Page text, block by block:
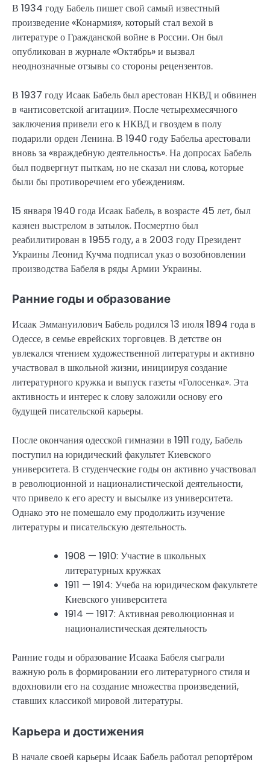
В 1934 году Бабель пишет свой самый известный
произведение «Конармия», который стал вехой в
литературе о Гражданской войне в России. Он был
опубликован в журнале «Октябрь» и вызвал
неоднозначные отзывы со стороны рецензентов.
В 1937 году Исаак Бабель был арестован НКВД и обвинен
в «антисоветской агитации». После четырехмесячного
заключения привели его к НКВД и гвоздем в полу
подарили орден Ленина. В 1940 году Бабельа арестовали
вновь за «враждебную деятельность». На допросах Бабель
был подвергнут пыткам, но не сказал ни слова, которые
были бы противоречием его убеждениям.
15 января 1940 года Исаак Бабель, в возрасте 45 лет, был
казнен выстрелом в затылок. Посмертно был
реабилитирован в 1955 году, а в 2003 году Президент
Украины Леонид Кучма подписал указ о возобновлении
производства Бабеля в ряды Армии Украины.
Ранние годы и образование
Исаак Эммануилович Бабель родился 13 июля 1894 года в
Одессе, в семье еврейских торговцев. В детстве он
увлекался чтением художественной литературы и активно
участвовал в школьной жизни, инициируя создание
литературного кружка и выпуск газеты «Голосенка». Эта
активность и интерес к слову заложили основу его
будущей писательской карьеры.
После окончания одесской гимназии в 1911 году, Бабель
поступил на юридический факультет Киевского
университета. В студенческие годы он активно участвовал
в революционной и националистической деятельности,
что привело к его аресту и высылке из университета.
Однако это не помешало ему продолжить изучение
литературы и писательскую деятельность.
1908 — 1910: Участие в школьных
литературных кружках
1911 — 1914: Учеба на юридическом факультете
Киевского университета
1914 — 1917: Активная революционная и
националистическая деятельность
Ранние годы и образование Исаака Бабеля сыграли
важную роль в формировании его литературного стиля и
вдохновили его на создание множества произведений,
ставших классикой мировой литературы.
Карьера и достижения
В начале своей карьеры Исаак Бабель работал репортёром